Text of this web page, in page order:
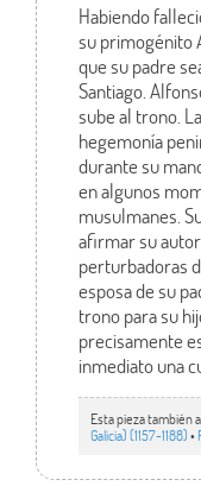
Habiendo
su primogénito
que su padre
Santiago.
sube al trono.
hegemonía
durante su
en algunos
musulmanes.
afirmar su
perturbadoras
esposa de su
trono para su
precisamente
inmediato una
Esta pieza también
Galicia) (1157-1188)•